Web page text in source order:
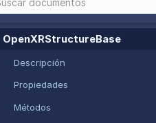
OpenXRSpatialQueryResultData
OpenXRStructureBase
Descripción
Propiedades
Métodos